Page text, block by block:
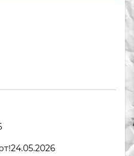
24.05.2026